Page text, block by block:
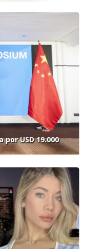
USD 19.000